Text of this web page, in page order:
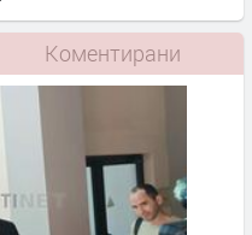
Коментирани